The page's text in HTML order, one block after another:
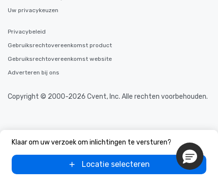
Klaar om uw verzoek om inlichtingen te versturen?
Locatie selecteren
Uw privacykeuzen
Privacybeleid
Gebruiksrechtovereenkomst product
Gebruiksrechtovereenkomst website
Adverteren bij ons
Copyright © 2000-2026 Cvent, Inc. Alle rechten voorbehouden.